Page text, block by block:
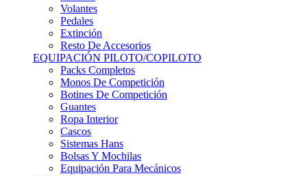
Pedales
Extinción
Resto De Accesorios
EQUIPACIÓN PILOTO/COPILOTO
Packs Completos
Monos De Competición
Botines De Competición
Guantes
Ropa Interior
Cascos
Sistemas Hans
Bolsas Y Mochilas
Equipación Para Mecánicos
ANUNCIOS DE COMPRA